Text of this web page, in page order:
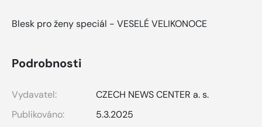
Blesk pro ženy speciál - VESELÉ VELIKONOCE
Podrobnosti
Vydavatel:
CZECH NEWS CENTER a. s.
Publikováno:
5.3.2025